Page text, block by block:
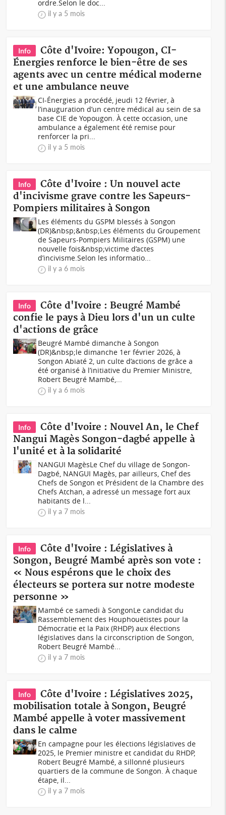
ordre.Selon le doc...
il y a 5 mois
Info
Côte d'Ivoire: Yopougon, CI-
Énergies renforce le bien-être de ses
agents avec un centre médical moderne
et une ambulance neuve
CI-Énergies a procédé, jeudi 12 février, à
l’inauguration d’un centre médical au sein de sa
base CIE de Yopougon. À cette occasion, une
ambulance a également été remise pour
renforcer la pri...
il y a 5 mois
Info
Côte d'Ivoire : Un nouvel acte
d'incivisme grave contre les Sapeurs-
Pompiers militaires à Songon
Les éléments du GSPM blessés à Songon
(DR)&nbsp;&nbsp;Les éléments du Groupement
de Sapeurs-Pompiers Militaires (GSPM) une
nouvelle fois&nbsp;victime d’actes
d’incivisme.Selon les informatio...
il y a 6 mois
Info
Côte d'Ivoire : Beugré Mambé
confie le pays à Dieu lors d'un un culte
d'actions de grâce
Beugré Mambé dimanche à Songon
(DR)&nbsp;le dimanche 1er février 2026, à
Songon Abiaté 2, un culte d’actions de grâce a
été organisé à l’initiative du Premier Ministre,
Robert Beugré Mambé,...
il y a 6 mois
Info
Côte d'Ivoire : Nouvel An, le Chef
Nangui Magès Songon-dagbé appelle à
l'unité et à la solidarité
NANGUI MagèsLe Chef du village de Songon-
Dagbé, NANGUI Magès, par ailleurs, Chef des
Chefs de Songon et Président de la Chambre des
Chefs Atchan, a adressé un message fort aux
habitants de l...
il y a 7 mois
Info
Côte d'Ivoire : Législatives à
Songon, Beugré Mambé après son vote :
« Nous espérons que le choix des
électeurs se portera sur notre modeste
personne »
Mambé ce samedi à SongonLe candidat du
Rassemblement des Houphouëtistes pour la
Démocratie et la Paix (RHDP) aux élections
législatives dans la circonscription de Songon,
Robert Beugré Mambé...
il y a 7 mois
Info
Côte d'Ivoire : Législatives 2025,
mobilisation totale à Songon, Beugré
Mambé appelle à voter massivement
dans le calme
En campagne pour les élections législatives de
2025, le Premier ministre et candidat du RHDP,
Robert Beugré Mambé, a sillonné plusieurs
quartiers de la commune de Songon. À chaque
étape, il...
il y a 7 mois